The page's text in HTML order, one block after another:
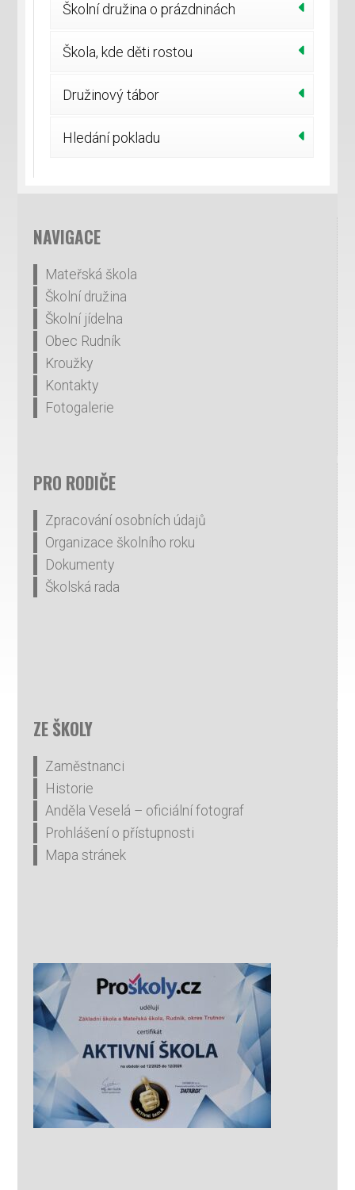
Školní družina o prázdninách
Škola, kde děti rostou
Družinový tábor
Hledání pokladu
NAVIGACE
Mateřská škola
Školní družina
Školní jídelna
Obec Rudník
Kroužky
Kontakty
Fotogalerie
PRO RODIČE
Zpracování osobních údajů
Organizace školního roku
Dokumenty
Školská rada
ZE ŠKOLY
Zaměstnanci
Historie
Anděla Veselá – oficiální fotograf
Prohlášení o přístupnosti
Mapa stránek